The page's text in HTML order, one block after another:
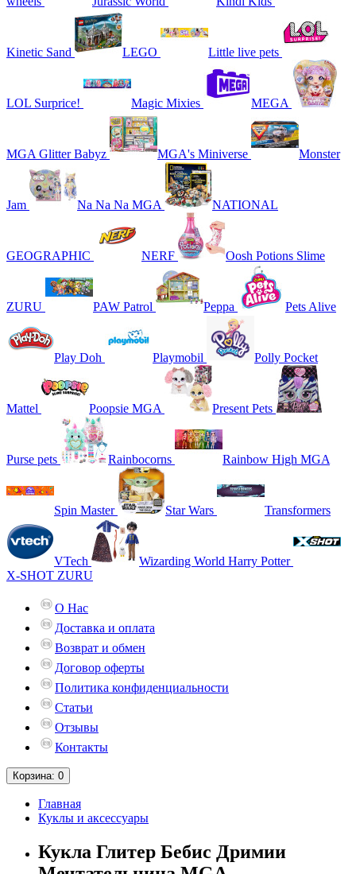
Kinetic Sand LEGO Little live pets
LOL Surprice! Magic Mixies MEGA
MGA Glitter Babyz MGA's Miniverse Monster
Jam Na Na Na MGA NATIONAL
GEOGRAPHIC NERF Oosh Potions Slime
ZURU PAW Patrol Peppa Pets Alive
Play Doh Playmobil Polly Pocket
Mattel Poopsie MGA Present Pets
Purse pets Rainbocorns Rainbow High MGA
Spin Master Star Wars Transformers
VTech
Wizarding World Harry Potter
X-SHOT ZURU
О Нас
Доставка и оплата
Возврат и обмен
Договор оферты
Политика конфиденциальности
Статьи
Отзывы
Контакты
Корзина: 0
Главная
Куклы и аксессуары
Кукла Глитер Бебис Дримии